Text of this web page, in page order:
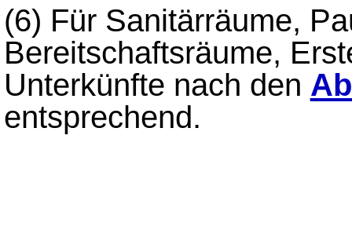
(6) Für Sanitärräume,
Bereitschaftsräume,
Unterkünfte nach den
entsprechend.